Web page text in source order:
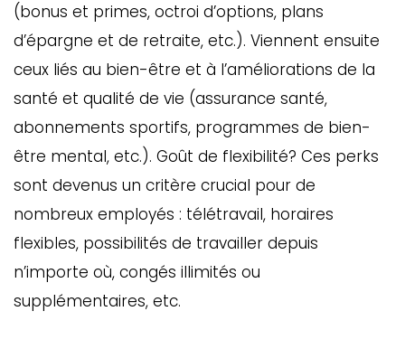
(bonus et primes, octroi d’options, plans
d’épargne et de retraite, etc.). Viennent ensuite
ceux liés au bien-être et à l’améliorations de la
santé et qualité de vie (assurance santé,
abonnements sportifs, programmes de bien-
être mental, etc.). Goût de flexibilité? Ces perks
sont devenus un critère crucial pour de
nombreux employés : télétravail, horaires
flexibles, possibilités de travailler depuis
n’importe où, congés illimités ou
supplémentaires, etc.